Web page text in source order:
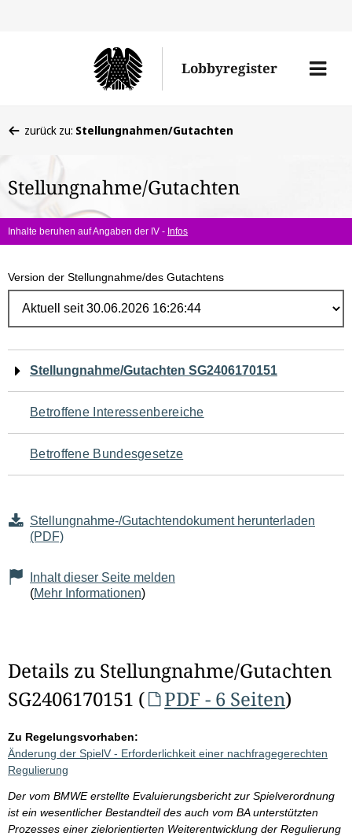
Lobbyregister
Menü
befinden
hier:
zurück zu: Stellungnahmen/Gutachten
Stellungnahme/Gutachten
Inhalte beruhen auf Angaben der IV - Infos
Version der Stellungnahme/des Gutachtens
Navigation
für
den
Seiteninhalt
Stellungnahme/Gutachten SG2406170151
Betroffene Interessenbereiche
Betroffene Bundesgesetze
Stellungnahme-/Gutachtendokument herunterladen
(PDF)
Inhalt dieser Seite melden
(Mehr Informationen)
Details zu Stellungnahme/Gutachten
SG2406170151 (
PDF - 6 Seiten)
Zu Regelungsvorhaben:
Änderung der SpielV - Erforderlichkeit einer nachfragegerechten
Regulierung
Der vom BMWE erstellte Evaluierungsbericht zur Spielverordnung
ist ein wesentlicher Bestandteil des auch vom BA unterstützten
Prozesses einer zielorientierten Weiterentwicklung der Regulierung